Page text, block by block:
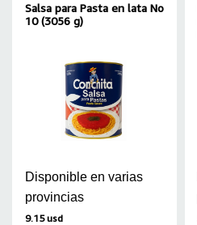
Salsa para Pasta en lata No
10 (3056 g)
Disponible en varias
provincias
9.15 usd